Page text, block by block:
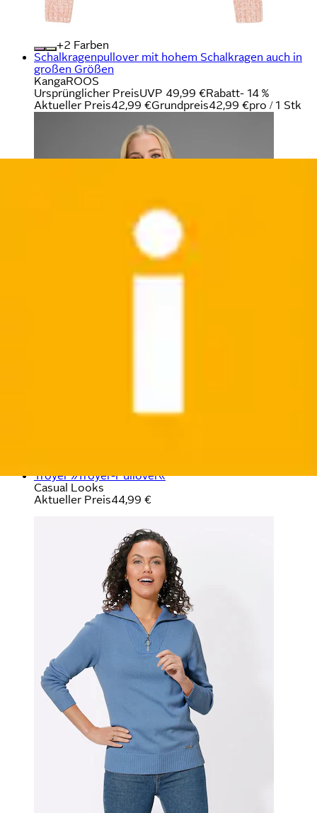
+
Farben
Schalkragenpullover mit hohem Schalkragen auch in
großen Größen
KangaROOS
Ursprünglicher PreisUVP 49,99 €Rabatt- 14 %
Aktueller Preis42,99 €Grundpreis42,99 €pro / 1 Stk
Troyer »Troyer-Pullover«
Casual Looks
Aktueller Preis44,99 €